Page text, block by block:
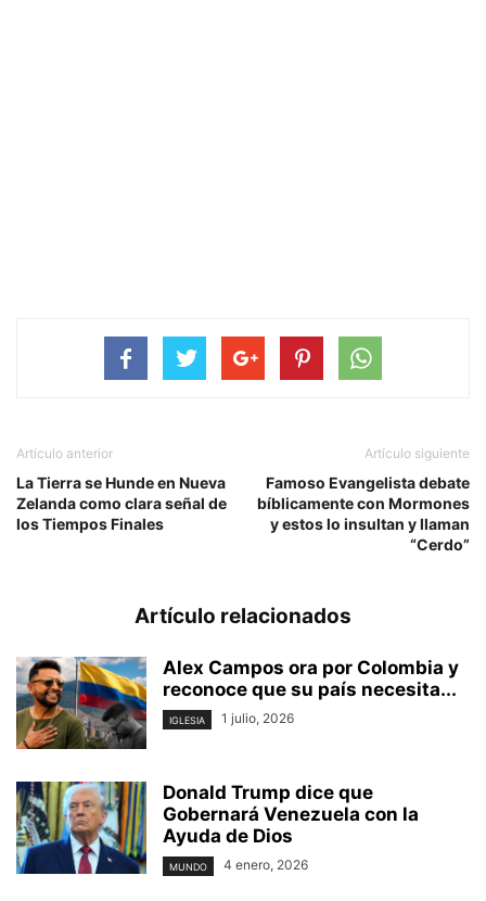
Artículo anterior
La Tierra se Hunde en Nueva
Zelanda como clara señal de
los Tiempos Finales
Artículo siguiente
Famoso Evangelista debate
bíblicamente con Mormones
y estos lo insultan y llaman
“Cerdo”
Artículo relacionados
Alex Campos ora por Colombia y
reconoce que su país necesita...
IGLESIA 1 julio, 2026
Donald Trump dice que
Gobernará Venezuela con la
Ayuda de Dios
MUNDO 4 enero, 2026